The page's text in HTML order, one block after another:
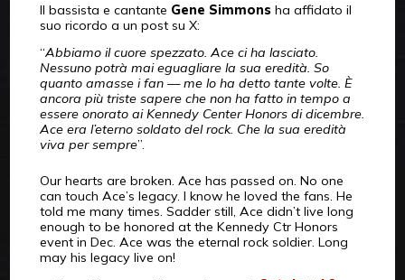
Il bassista e cantante Gene Simmonsha affidato il
suo ricordo a un post su X:
“Abbiamo il cuore spezzato. Ace ci ha lasciato.
Nessuno potrà mai eguagliare la sua eredità. So
quanto amasse i fan — me lo ha detto tante volte. È
ancora più triste sapere che non ha fatto in tempo a
essere onorato ai Kennedy Center Honors di dicembre.
Ace era l’eterno soldato del rock. Che la sua eredità
viva per sempre”.
Our hearts are broken. Ace has passed on. No one
can touch Ace’s legacy. I know he loved the fans. He
told me many times. Sadder still, Ace didn’t live long
enough to be honored at the Kennedy Ctr Honors
event in Dec. Ace was the eternal rock soldier. Long
may his legacy live on!